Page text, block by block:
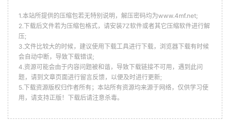
1.本站所提供的压缩包若无特别说明，解压密码均为www.4mf.net;
2.下载后文件若为压缩包格式，请安装7Z软件或者其它压缩软件进行解
压;
3.文件比较大的时候，建议使用下载工具进行下载，浏览器下载有时候
会自动中断，导致下载错误;
4.资源可能会由于内容问题被和谐，导致下载链接不可用，遇到此问
题，请到文章页面进行留言反馈，以便及时进行更新;
5.下载资源版权归作者所有；本站所有资源均来源于网络，仅供学习使
用，请支持正版！下载后请注意杀毒。